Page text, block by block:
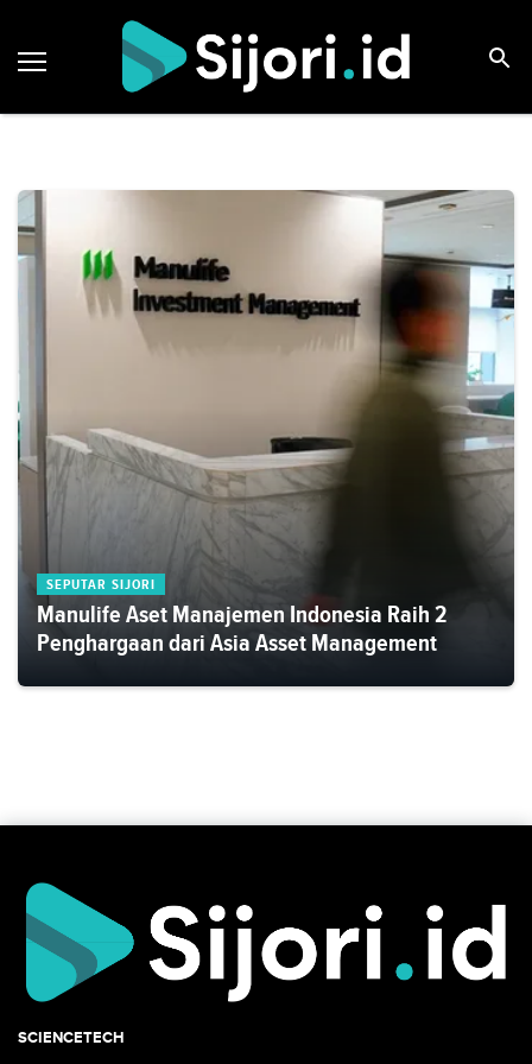
SEPUTAR SIJORI
Manulife Aset Manajemen Indonesia Raih 2
Penghargaan dari Asia Asset Management
SCIENCETECH